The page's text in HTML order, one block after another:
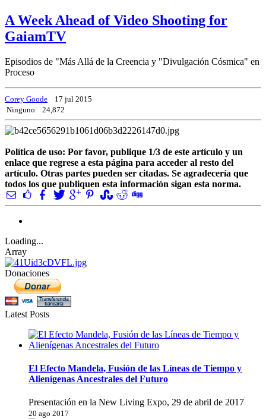
A Week Ahead of Video Shooting for
GaiamTV
Episodios de "Más Allá de la Creencia y "Divulgación Cósmica" en
Proceso
Corey Goode
17 jul 2015
Ninguno
24,872
Política de uso: Por favor, publique 1/3 de este artículo y un
enlace que regrese a esta página para acceder al resto del
artículo. Otras partes pueden ser citadas. Se agradecería que
todos los que publiquen esta información sigan esta norma.
Loading...
Array
Donaciones
Latest Posts
El Efecto Mandela, Fusión de las Líneas de Tiempo y
Alienígenas Ancestrales del Futuro
Presentación en la New Living Expo, 29 de abril de 2017
20 ago 2017